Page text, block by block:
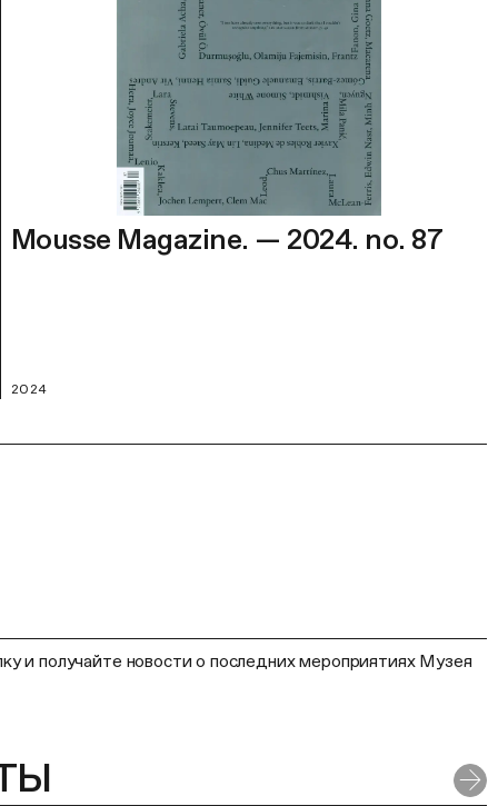
Mousse Magazine. — 2024. no. 87
2024
и получайте новости о последних мероприятиях Музея